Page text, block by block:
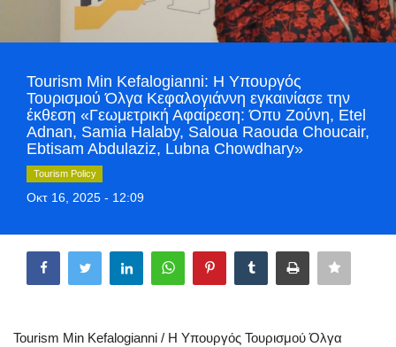
World
Style Adorés
Greece
Entertainment
Mykonos
Tourism Min Kefalogianni: Η Υπουργός
Τουρισμού Όλγα Κεφαλογιάννη εγκαινίασε την
έκθεση «Γεωμετρική Αφαίρεση: Όπυ Ζούνη, Etel
Adnan, Samia Halaby, Saloua Raouda Choucair,
Ebtisam Abdulaziz, Lubna Chowdhary»
Tourism Policy
Οκτ 16, 2025 - 12:09
Tourism Min Kefalogianni / Η Υπουργός Τουρισμού Όλγα